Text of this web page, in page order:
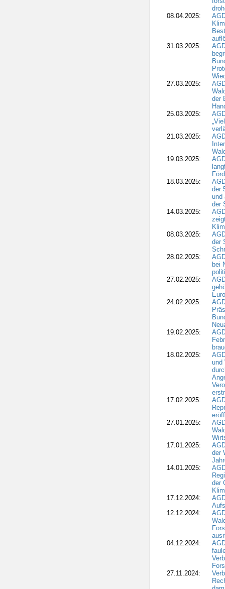
08.04.2025:
31.03.2025:
27.03.2025:
der
25.03.2025:
21.03.2025:
19.03.2025:
18.03.2025:
der
und
der
14.03.2025:
08.03.2025:
der
28.02.2025:
bei
27.02.2025:
24.02.2025:
19.02.2025:
18.02.2025:
und
17.02.2025:
27.01.2025:
17.01.2025:
der
14.01.2025:
der
17.12.2024:
12.12.2024:
04.12.2024:
27.11.2024: